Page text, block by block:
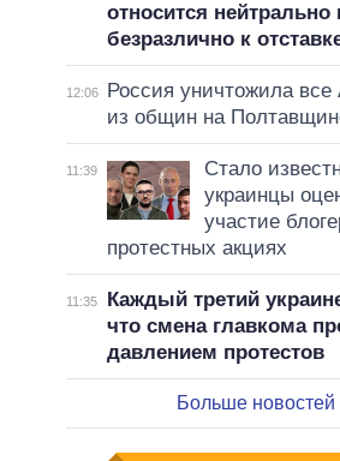
относится нейтрально
безразлично к
12:06
Россия уничтожила
из общин на
11:39
Стало
украинцы
участие
протестных акциях
11:35
Каждый третий
что смена главкома
давлением протестов
Больше новостей